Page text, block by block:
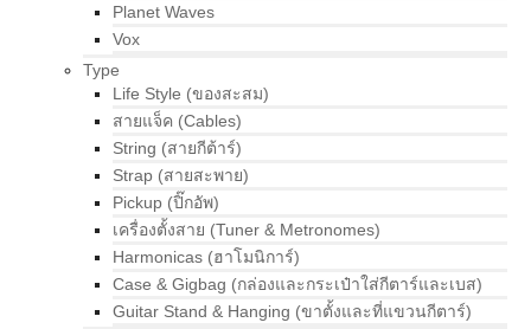
Planet Waves
Vox
Type
Life Style (ของสะสม)
สายแจ็ค (Cables)
String (สายกีต้าร์)
Strap (สายสะพาย)
Pickup (ปิ๊กอัพ)
เครื่องตั้งสาย (Tuner & Metronomes)
Harmonicas (ฮาโมนิการ์)
Case & Gigbag (กล่องและกระเป๋าใส่กีตาร์และเบส)
Guitar Stand & Hanging (ขาตั้งและที่แขวนกีตาร์)